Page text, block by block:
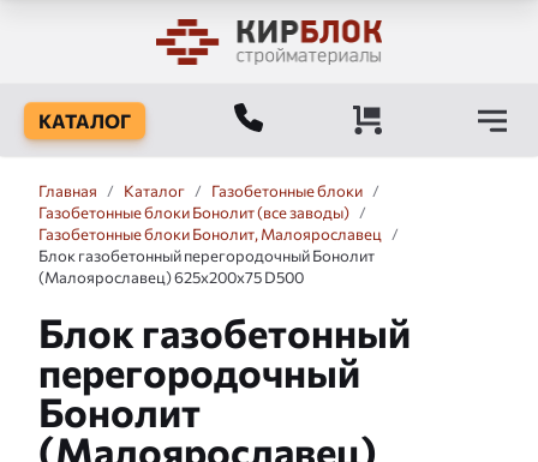
КАТАЛОГ
Главная / Каталог / Газобетонные блоки /
Газобетонные блоки Бонолит (все заводы) /
Газобетонные блоки Бонолит, Малоярославец
/
Блок газобетонный перегородочный Бонолит
(Малоярославец) 625x200x75 D500
Блок газобетонный
перегородочный
Бонолит
(Малоярославец)